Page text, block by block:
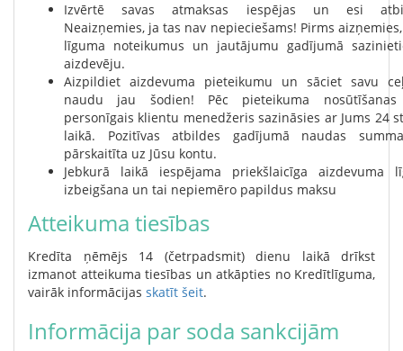
Izvērtē savas atmaksas iespējas un esi
Neaizņemies, ja tas nav nepieciešams! Pirms
līguma noteikumus un jautājumu gadījumā
aizdevēju.
Aizpildiet aizdevuma pieteikumu un sāciet savu
naudu jau šodien! Pēc pieteikuma nosūtīšanas
personīgais klientu menedžeris sazināsies ar Jums 24
laikā. Pozitīvas atbildes gadījumā naudas
pārskaitīta uz Jūsu kontu.
Jebkurā laikā iespējama priekšlaicīga aizdevuma
izbeigšana un tai nepiemēro papildus maksu
Atteikuma tiesības
Kredīta ņēmējs 14 (četrpadsmit) dienu laikā drīkst
izmanot atteikuma tiesības un atkāpties no Kredītlīguma,
vairāk informācijas skatīt šeit.
Informācija par soda sankcijām